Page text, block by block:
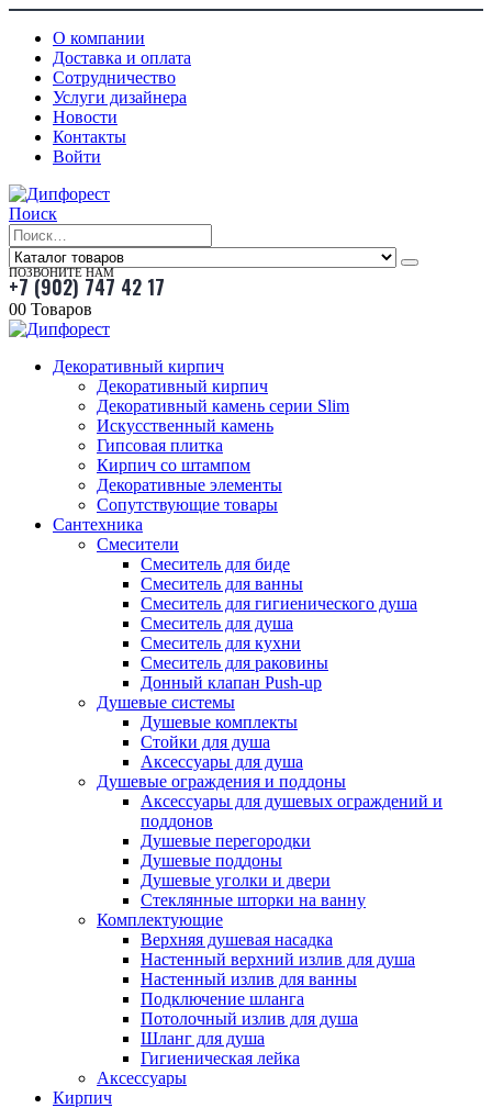
О компании
Доставка и оплата
Сотрудничество
Услуги дизайнера
Новости
Контакты
Войти
Поиск
ПОЗВОНИТЕ НАМ
+7 (902) 747 42 17
00 Товаров
Декоративный кирпич
Декоративный кирпич
Декоративный камень серии Slim
Искусственный камень
Гипсовая плитка
Кирпич со штампом
Декоративные элементы
Сопутствующие товары
Сантехника
Смесители
Смеситель для биде
Смеситель для ванны
Смеситель для гигиенического душа
Смеситель для душа
Смеситель для кухни
Смеситель для раковины
Донный клапан Push-up
Душевые системы
Душевые комплекты
Стойки для душа
Аксессуары для душа
Душевые ограждения и поддоны
Аксессуары для душевых ограждений и
поддонов
Душевые перегородки
Душевые поддоны
Душевые уголки и двери
Стеклянные шторки на ванну
Комплектующие
Верхняя душевая насадка
Настенный верхний излив для душа
Настенный излив для ванны
Подключение шланга
Потолочный излив для душа
Шланг для душа
Гигиеническая лейка
Аксессуары
Кирпич